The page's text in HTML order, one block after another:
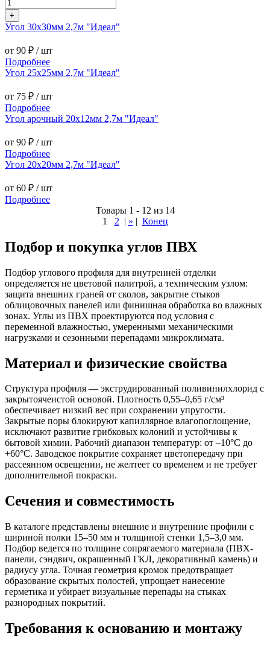
+
Угол 30х30мм 2,7м "Идеал"
от 90 ₽ / шт
Подробнее
Угол 25х25мм 2,7м "Идеал"
от 75 ₽ / шт
Подробнее
Угол арочный 20х12мм 2,7м "Идеал"
от 90 ₽ / шт
Подробнее
Угол 20х20мм 2,7м "Идеал"
от 60 ₽ / шт
Подробнее
Товары 1 - 12 из 14
1
2 | » | Конец
Подбор и покупка углов ПВХ
Подбор углового профиля для внутренней отделки
определяется не цветовой палитрой, а техническим узлом:
защита внешних граней от сколов, закрытие стыков
облицовочных панелей или финишная обработка во влажных
зонах. Углы из ПВХ проектируются под условия с
переменной влажностью, умеренными механическими
нагрузками и сезонными перепадами микроклимата.
Материал и физические свойства
Структура профиля — экструдированный поливинилхлорид с
закрытоячеистой основой. Плотность 0,55–0,65 г/см³
обеспечивает низкий вес при сохранении упругости.
Закрытые поры блокируют капиллярное влагопоглощение,
исключают развитие грибковых колоний и устойчивы к
бытовой химии. Рабочий диапазон температур: от –10°C до
+60°C. Заводское покрытие сохраняет цветопередачу при
рассеянном освещении, не желтеет со временем и не требует
дополнительной покраски.
Сечения и совместимость
В каталоге представлены внешние и внутренние профили с
шириной полки 15–50 мм и толщиной стенки 1,5–3,0 мм.
Подбор ведется по толщине сопрягаемого материала (ПВХ-
панели, сэндвич, окрашенный ГКЛ, декоративный камень) и
радиусу угла. Точная геометрия кромок предотвращает
образование скрытых полостей, упрощает нанесение
герметика и убирает визуальные перепады на стыках
разнородных покрытий.
Требования к основанию и монтажу